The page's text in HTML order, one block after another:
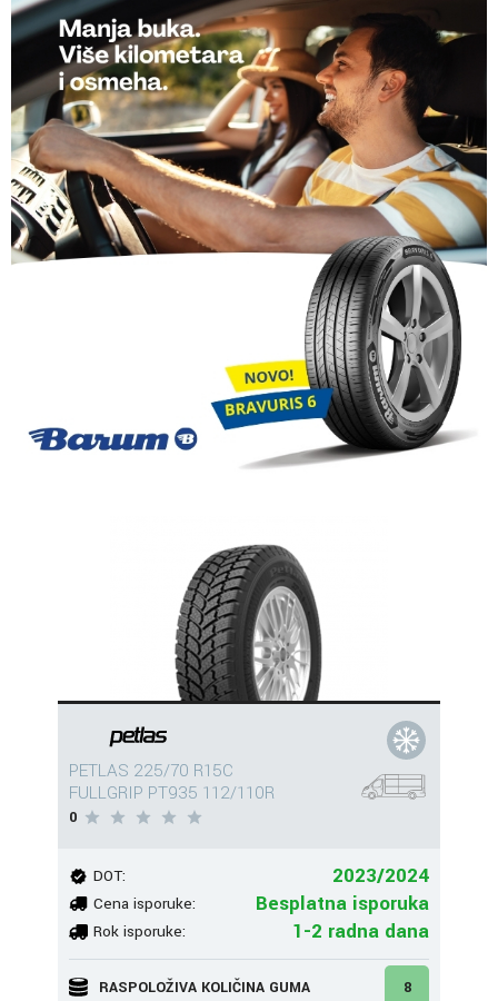
PETLAS 225/70 R15C
FULLGRIP PT935 112/110R
0
DOT: 2023/2024
Cena isporuke: Besplatna isporuka
Rok isporuke: 1-2 radna dana
RASPOLOŽIVA KOLIČINA GUMA 8